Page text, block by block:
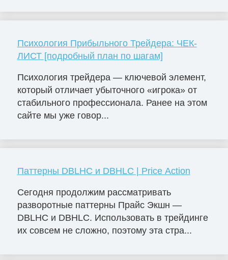
Психология Прибыльного Трейдера: ЧЕК-
ЛИСТ [подробный план по шагам]
Психология трейдера — ключевой элемент,
который отличает убыточного «игрока» от
стабильного профессионала. Ранее на этом
сайте мы уже говор...
Паттерны DBLHC и DBHLC | Price Action
Сегодня продолжим рассматривать
разворотные паттерны Прайс Экшн —
DBLHC и DBHLC. Использовать в трейдинге
их совсем не сложно, поэтому эта стра...